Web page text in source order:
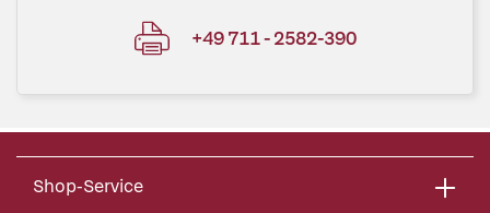
+49 711 - 2582-390
Shop-Service